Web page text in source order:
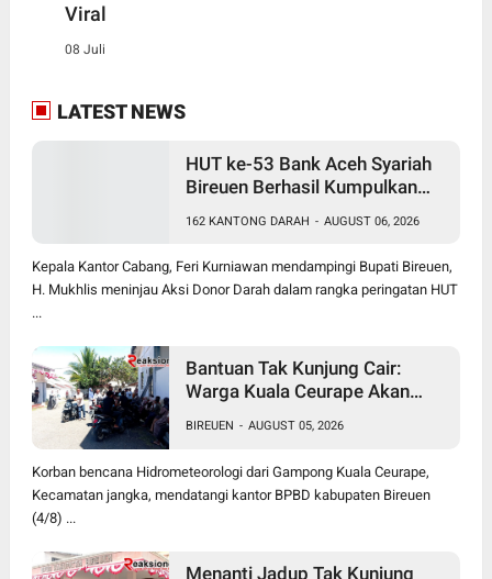
Viral
08 Juli
LATEST NEWS
HUT ke-53 Bank Aceh Syariah
Bireuen Berhasil Kumpulkan
162 KANTONG DARAH - AUGUST 06, 2026
Kepala Kantor Cabang, Feri Kurniawan mendampingi Bupati Bireuen,
H. Mukhlis meninjau Aksi Donor Darah dalam rangka peringatan HUT
...
Bantuan Tak Kunjung Cair:
Warga Kuala Ceurape Akan
BIREUEN - AUGUST 05, 2026
Korban bencana Hidrometeorologi dari Gampong Kuala Ceurape,
Kecamatan jangka, mendatangi kantor BPBD kabupaten Bireuen
(4/8) ...
Menanti Jadup Tak Kunjung